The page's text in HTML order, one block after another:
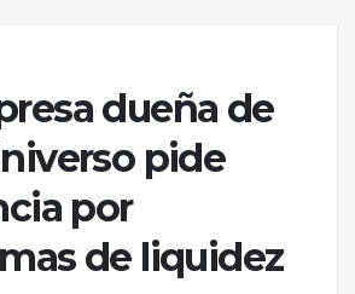
dueña de
pide
por
de liquidez